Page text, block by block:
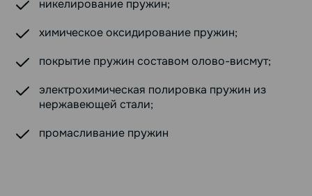
никелирование пружин;
химическое оксидирование пружин;
покрытие пружин составом олово-висмут;
электрохимическая полировка пружин из
нержавеющей стали;
промасливание пружин